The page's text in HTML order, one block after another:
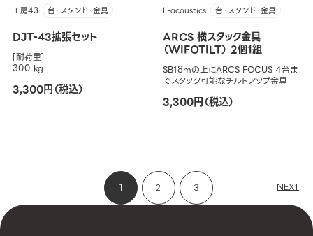
工房43 台・スタンド・金具
DJT-43拡張セット
[耐荷重]
300 kg
3,300円（税込）
L-acoustics 台・スタンド・金具
ARCS 横スタック金具
（WIFOTILT） 2個1組
SB18mの上にARCS FOCUS 4台ま
でスタック可能なチルトアップ金具
3,300円（税込）
1 2 3 NEXT